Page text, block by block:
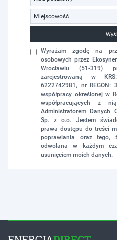
Wyrażam zgodę na
osobowych przez
Wrocławiu (51-
zarejestrowaną w
6222742981, nr REGON:
współpracy określonej w
współpracujących z
Administratorem Danych
Sp. z o.o. Jestem
prawa dostępu do treści
poprawiania oraz tego,
odwołana w każdym
usunięciem moich danych.